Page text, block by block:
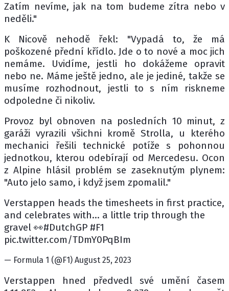
Zatím nevíme, jak na tom budeme zítra nebo v
neděli."
K Nicově nehodě řekl: "Vypadá to, že má
poškozené přední křídlo. Jde o to nové a moc jich
nemáme. Uvidíme, jestli ho dokážeme opravit
nebo ne. Máme ještě jedno, ale je jediné, takže se
musíme rozhodnout, jestli to s ním riskneme
odpoledne či nikoliv.
Provoz byl obnoven na posledních 10 minut, z
garáži vyrazili všichni kromě Strolla, u kterého
mechanici řešili technické potíže s pohonnou
jednotkou, kterou odebírají od Mercedesu. Ocon
z Alpine hlásil problém se zaseknutým plynem:
"Auto jelo samo, i když jsem zpomalil."
Verstappen heads the timesheets in first practice,
and celebrates with... a little trip through the
gravel 👀#DutchGP #F1
pic.twitter.com/TDmY0PqBIm
— Formula 1 (@F1) August 25, 2023
Verstappen hned předvedl své umění časem